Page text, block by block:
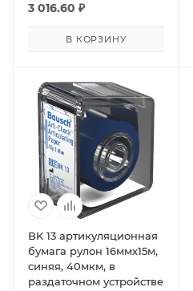
3 016.60 ₽
В КОРЗИНУ
BK 13 артикуляционная
бумага рулон 16ммх15м,
синяя, 40мкм, в
раздаточном устройстве